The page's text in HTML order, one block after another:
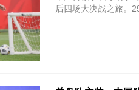
后四场大决战之旅。